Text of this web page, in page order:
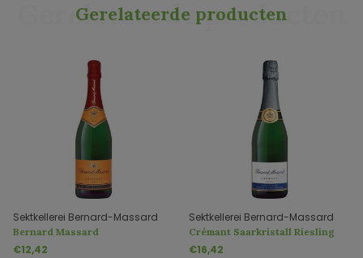
Gerelateerde producten
Gerelateerde producten
Sektkellerei Bernard-Massard
Bernard Massard
Jahrgangssekt "Riesling Brut"
€12,42
Sektkellerei Bernard-Massard
Crémant Saarkristall Riesling
Flaschengärung Brut Nature
€16,42